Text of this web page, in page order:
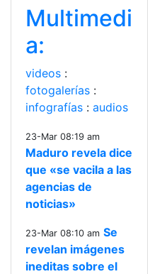
Multimedi
a:
videos :
fotogalerías :
infografías : audios
23-Mar 08:19 am
Maduro revela dice
que «se vacila a las
agencias de
noticias»
23-Mar 08:10 am Se
revelan imágenes
ineditas sobre el